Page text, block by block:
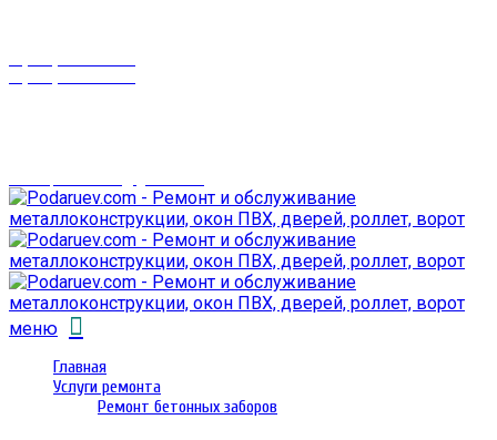
меню
Главная
Услуги ремонта
Ремонт бетонных заборов